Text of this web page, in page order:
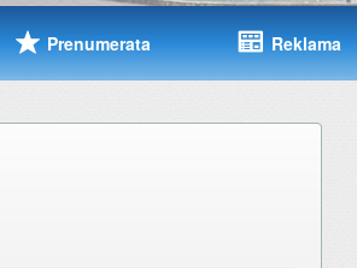
Prenumerata Reklama